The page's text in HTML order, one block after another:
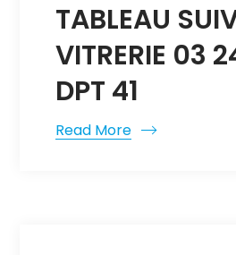
TABLEAU
VITRERIE 03
DPT 41
Read More